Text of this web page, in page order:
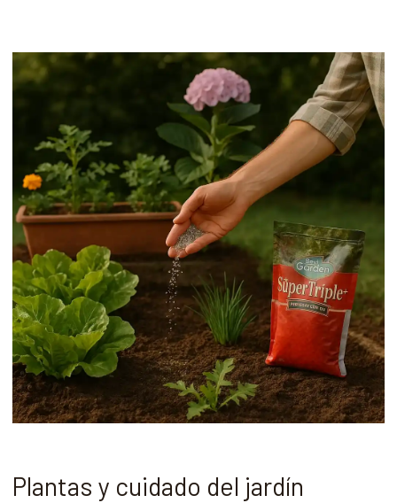
Plantas y cuidado del jardín